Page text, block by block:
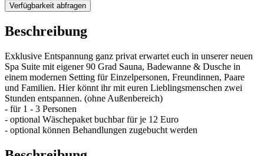
Verfügbarkeit abfragen
Beschreibung
Exklusive Entspannung ganz privat erwartet euch in unserer neuen
Spa Suite mit eigener 90 Grad Sauna, Badewanne & Dusche in
einem modernen Setting für Einzelpersonen, Freundinnen, Paare
und Familien. Hier könnt ihr mit euren Lieblingsmenschen zwei
Stunden entspannen. (ohne Außenbereich)
- für 1 - 3 Personen
- optional Wäschepaket buchbar für je 12 Euro
- optional können Behandlungen zugebucht werden